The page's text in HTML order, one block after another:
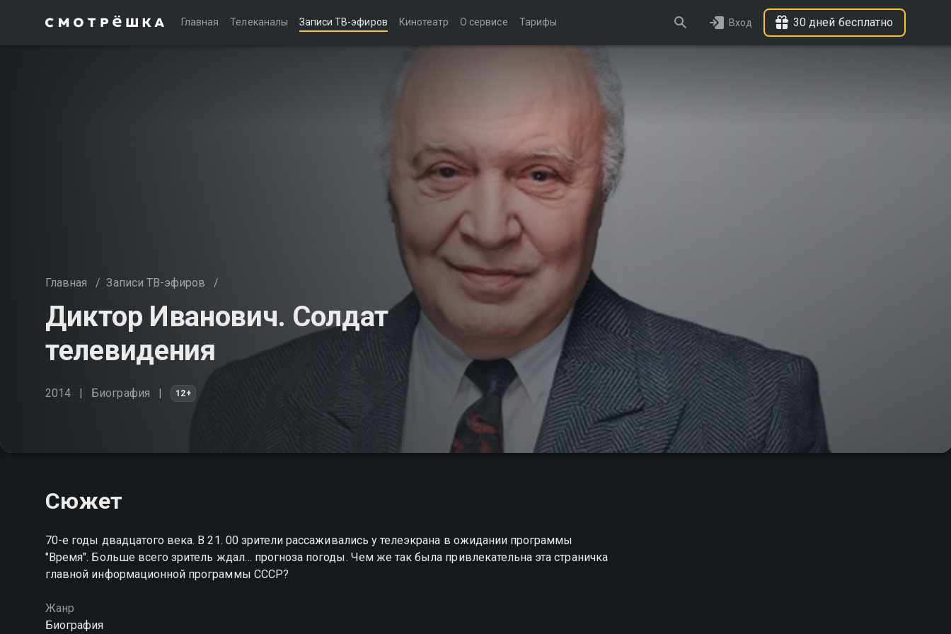
Главная Телеканалы Записи ТВ-эфиров Кинотеатр О сервисе Тарифы Вход 30 дней бесплатно
Главная / Записи ТВ-эфиров /
Диктор Иванович. Солдат
телевидения
2014 Биография 12+
Сюжет
70-е годы двадцатого века. В 21. 00 зрители рассаживались у телеэкрана в ожидании программы
"Время". Больше всего зритель ждал… прогноза погоды. Чем же так была привлекательна эта страничка
главной информационной программы СССР?
Жанр
Биография